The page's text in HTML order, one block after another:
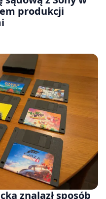
produkcji
znalazł sposób